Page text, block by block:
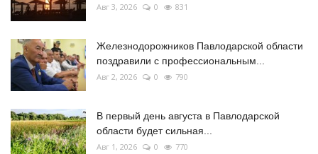
Авг 3, 2026 0 831
Железнодорожников Павлодарской области
поздравили с профессиональным...
Авг 2, 2026 0 790
В первый день августа в Павлодарской
области будет сильная...
Авг 1, 2026 0 770